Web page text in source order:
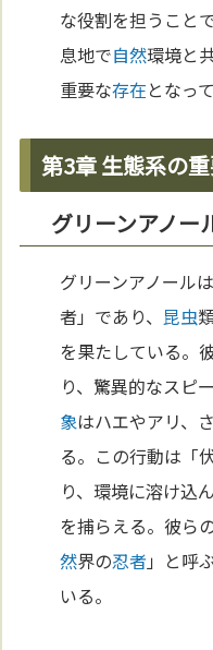
な役割を担うこと
息地で自然環境と
重要な存在となっ
第3章 生態系の
グリーンアノー
グリーンアノール
者」であり、昆虫
を果たしている。
り、驚異的なスピ
象はハエやアリ、
る。この行動は「
り、環境に溶け込
を捕らえる。彼ら
然界の忍者 」と呼
いる。